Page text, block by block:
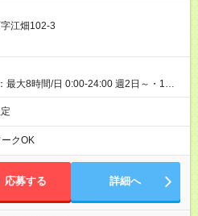
ですが、切り上げで一ヶ月とさせてい
り：15時間(研修中も同時給）
江畑102-3
最大8時間/日 0:00-24:00 週2日～・1日
朝帯 5:00-9:00 〇昼帯 9:00-14:00 〇午
18:00-22:00 〇深夜帯 22:00-翌5:00 基
クOK
応募する 詳細へ